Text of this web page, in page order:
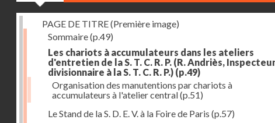
PAGE DE TITRE (Première image)
Sommaire(p.49)
Les chariots à accumulateurs dans les ateliers
d'entretien de la S. T. C. R. P. (R. Andriès,
divisionnaire à la S. T. C. R. P.) (p.49)
Organisation des manutentions par chariots à
accumulateurs à l'atelier central(p.51)
Le Stand de la S. D. E. V. à la Foire de Paris (p.57)